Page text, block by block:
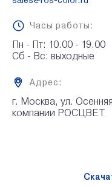
Часы работы:
Пн - Пт: 10.00 - 19.00
Сб - Вс: выходные
Адрес:
г. Москва, ул.
компании РОСЦВЕТ